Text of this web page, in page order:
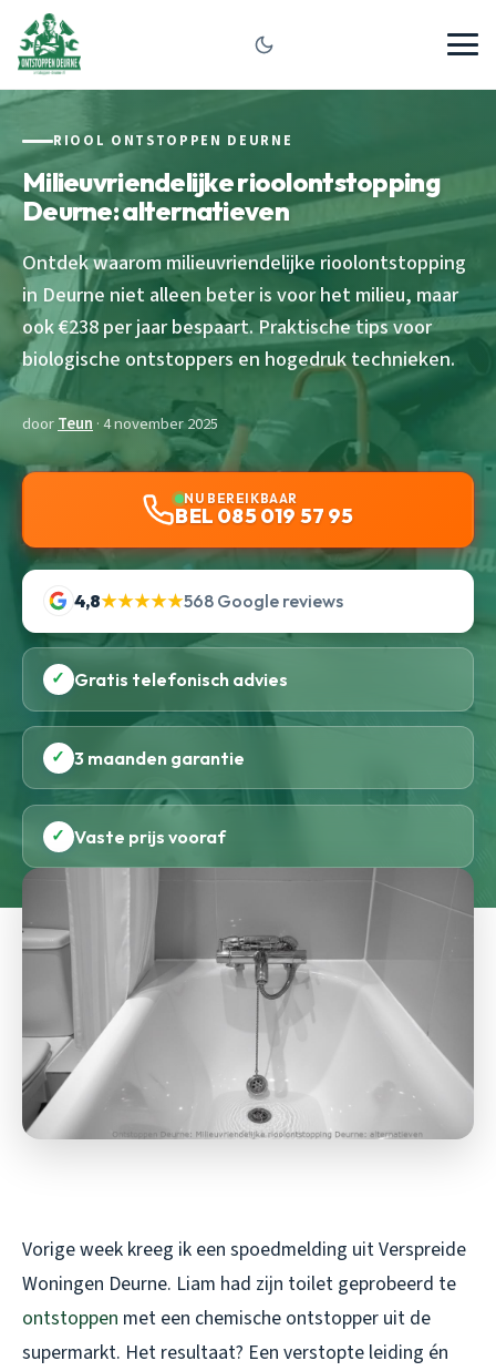
RIOOL ONTSTOPPEN DEURNE
Milieuvriendelijke rioolontstopping
Deurne: alternatieven
Ontdek waarom milieuvriendelijke rioolontstopping
in Deurne niet alleen beter is voor het milieu, maar
ook €238 per jaar bespaart. Praktische tips voor
biologische ontstoppers en hogedruk technieken.
doorTeun · 4 november 2025
NU BEREIKBAAR
BEL 085 019 57 95
4,8★★★★★568 Google reviews
✓ Gratis telefonisch advies
✓ 3 maanden garantie
✓ Vaste prijs vooraf
Vorige week kreeg ik een spoedmelding uit Verspreide
Woningen Deurne. Liam had zijn toilet geprobeerd te
ontstoppen met een chemische ontstopper uit de
supermarkt. Het resultaat? Een verstopte leiding én